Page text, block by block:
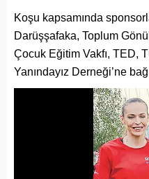
Koşu kapsamında
Darüşşafaka, Toplum
Çocuk Eğitim Vakfı, TED,
Yanındayız Derneği’ne